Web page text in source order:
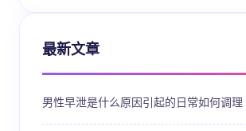
最新文章
男性早泄是什么原因引起的日常如何调理